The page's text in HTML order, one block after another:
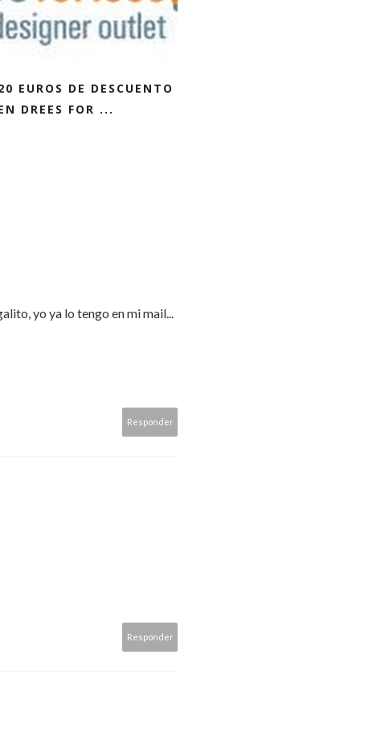
EUROS DE DESCUENTO
DREES FOR ...
yo ya lo tengo en mi mail...
Responder
Responder